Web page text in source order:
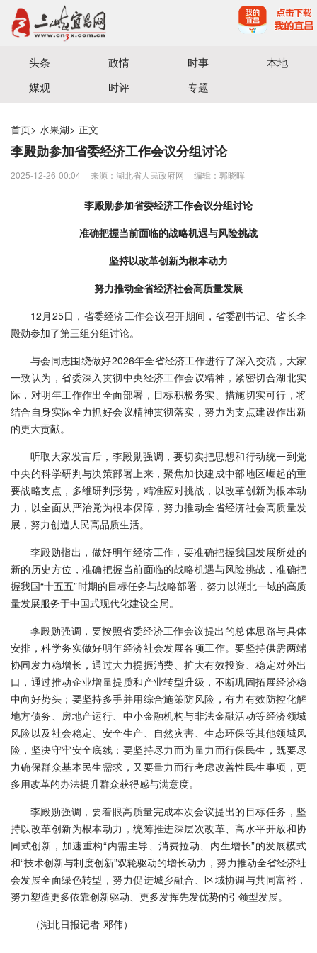
宜昌三峡融媒体中心主办
头条 政情 时事
本地
媒观
时评 专题
首页> 水果湖> 正文
李殿勋参加省委经济工作会议分组讨论
2025-12-26 00:04 来源：湖北省人民政府网 编辑：郭晓晖
李殿勋参加省委经济工作会议分组讨论
准确把握当前面临的战略机遇与风险挑战
坚持以改革创新为根本动力
努力推动全省经济社会高质量发展
12月25日，省委经济工作会议召开期间，省委副书记、省长李
殿勋参加了第三组分组讨论。
与会同志围绕做好2026年全省经济工作进行了深入交流，大家
一致认为，省委深入贯彻中央经济工作会议精神，紧密切合湖北实
际，对明年工作作出全面部署，目标积极务实、措施切实可行，将
结合自身实际全力抓好会议精神贯彻落实，努力为支点建设作出新
的更大贡献。
听取大家发言后， 李殿勋强调，要切实把思想和行动统一到党
中央的科学研判与决策部署上来，聚焦加快建成中部地区崛起的重
要战略支点，多维研判形势，精准应对挑战，以改革创新为根本动
力，以全面从严治党为根本保障，努力推动全省经济社会高质量发
展，努力创造人民高品质生活。
李殿勋指出， 做好明年经济工作，要准确把握我国发展所处的
新的历史方位，准确把握当前面临的战略机遇与风险挑战，准确把
握我国“十五五”时期的目标任务与战略部署，努力以湖北一域的高质
量发展服务于中国式现代化建设全局。
李殿勋强调， 要按照省委经济工作会议提出的总体思路与具体
安排，科学务实做好明年经济社会发展各项工作。要坚持供需两端
协同发力稳增长，通过大力提振消费、扩大有效投资、稳定对外出
口，通过推动企业增量提质和产业转型升级，不断巩固拓展经济稳
中向好势头；要坚持多手并用综合施策防风险，有力有效防控化解
地方债务、房地产运行、中小金融机构与非法金融活动等经济领域
风险以及社会稳定、安全生产、自然灾害、生态环保等其他领域风
险，坚决守牢安全底线；要坚持尽力而为量力而行保民生，既要尽
力确保群众基本民生需求，又要量力而行考虑改善性民生事项，更
多用改革的办法提升群众获得感与满意度。
李殿勋强调， 要着眼高质量完成本次会议提出的目标任务，坚
持以改革创新为根本动力，统筹推进深层次改革、高水平开放和协
同式创新，加速重构“内需主导、消费拉动、内生增长”的发展模式
和“技术创新与制度创新”双轮驱动的增长动力，努力推动全省经济社
会发展全面绿色转型，努力促进城乡融合、区域协调与共同富裕，
努力塑造更多依靠创新驱动、更多发挥先发优势的引领型发展。
（湖北日报记者 邓伟）